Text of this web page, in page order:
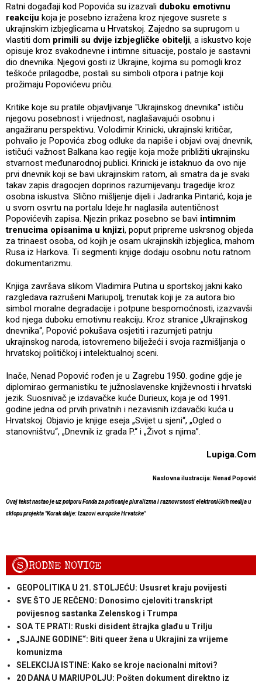
Ratni događaji kod Popovića su izazvali duboku emotivnu
reakciju koja je posebno izražena kroz njegove susrete s
ukrajinskim izbjeglicama u Hrvatskoj. Zajedno sa suprugom u
vlastiti dom primili su dvije izbjegličke obitelji, a iskustvo koje
opisuje kroz svakodnevne i intimne situacije, postalo je sastavni
dio dnevnika. Njegovi gosti iz Ukrajine, kojima su pomogli kroz
teškoće prilagodbe, postali su simboli otpora i patnje koji
prožimaju Popovićevu priču.
Kritike koje su pratile objavljivanje "Ukrajinskog dnevnika" ističu
njegovu posebnost i vrijednost, naglašavajući osobnu i
angažiranu perspektivu. Volodimir Krinicki, ukrajinski kritičar,
pohvalio je Popovića zbog odluke da napiše i objavi ovaj dnevnik,
ističući važnost Balkana kao regije koja može približiti ukrajinsku
stvarnost međunarodnoj publici. Krinicki je istaknuo da ovo nije
prvi dnevnik koji se bavi ukrajinskim ratom, ali smatra da je svaki
takav zapis dragocjen doprinos razumijevanju tragedije kroz
osobna iskustva. Slično mišljenje dijeli i Jadranka Pintarić, koja je
u svom osvrtu na portalu Ideje.hr naglasila autentičnost
Popovićevih zapisa. Njezin prikaz posebno se bavi intimnim
trenucima opisanima u knjizi, poput pripreme uskrsnog objeda
za trinaest osoba, od kojih je osam ukrajinskih izbjeglica, mahom
Rusa iz Harkova. Ti segmenti knjige dodaju osobnu notu ratnom
dokumentarizmu.
Knjiga završava slikom Vladimira Putina u sportskoj jakni kako
razgledava razrušeni Mariupolj, trenutak koji je za autora bio
simbol moralne degradacije i potpune bespomoćnosti, izazvavši
kod njega duboku emotivnu reakciju. Kroz stranice „Ukrajinskog
dnevnika“, Popović pokušava osjetiti i razumjeti patnju
ukrajinskog naroda, istovremeno bilježeći i svoja razmišljanja o
hrvatskoj političkoj i intelektualnoj sceni.
Inače, Nenad Popović rođen je u Zagrebu 1950. godine gdje je
diplomirao germanistiku te južnoslavenske književnosti i hrvatski
jezik. Suosnivač je izdavačke kuće Durieux, koja je od 1991.
godine jedna od prvih privatnih i nezavisnih izdavački kuća u
Hrvatskoj. Objavio je knjige eseja „Svijet u sjeni“, „Ogled o
stanovništvu“, „Dnevnik iz grada P.“ i „Život s njima”.
Lupiga.Com
Naslovna ilustracija: Nenad Popović
Ovaj tekst nastao je uz potporu Fonda za poticanje pluralizma i raznovrsnosti elektroničkih medija u
sklopu projekta "Korak dalje: Izazovi europske Hrvatske"
SRODNE NOVICE
GEOPOLITIKA U 21. STOLJEĆU: Ususret kraju povijesti
SVE ŠTO JE REČENO: Donosimo cjeloviti transkript
povijesnog sastanka Zelenskog i Trumpa
SOA TE PRATI: Ruski disident štrajka glađu u Trilju
„SJAJNE GODINE“: Biti queer žena u Ukrajini za vrijeme
komunizma
SELEKCIJA ISTINE: Kako se kroje nacionalni mitovi?
20 DANA U MARIUPOLJU: Pošten dokument direktno iz